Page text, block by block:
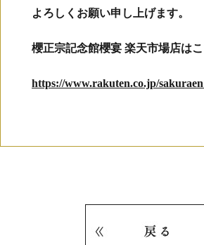
よろしくお願い申し上げます。
櫻正宗記念館櫻宴 楽天市場店は
https://www.rakuten.co.jp/